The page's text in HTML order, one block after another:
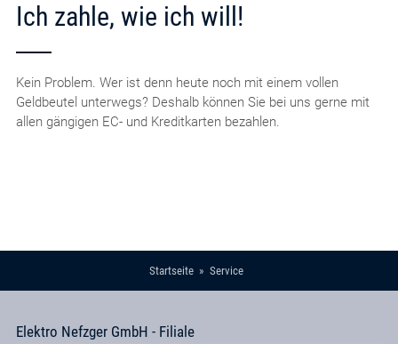
Ich zahle, wie ich will!
Kein Problem. Wer ist denn heute noch mit einem vollen
Geldbeutel unterwegs? Deshalb können Sie bei uns gerne mit
allen gängigen EC- und Kreditkarten bezahlen.
Startseite Service
Elektro Nefzger GmbH - Filiale